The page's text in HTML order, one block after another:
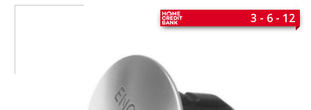
3 - 6 - 12